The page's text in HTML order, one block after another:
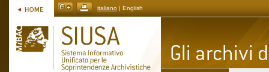
italiano | English